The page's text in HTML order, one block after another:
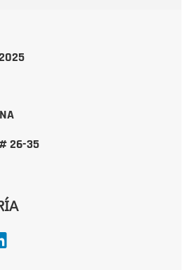
# 26-35